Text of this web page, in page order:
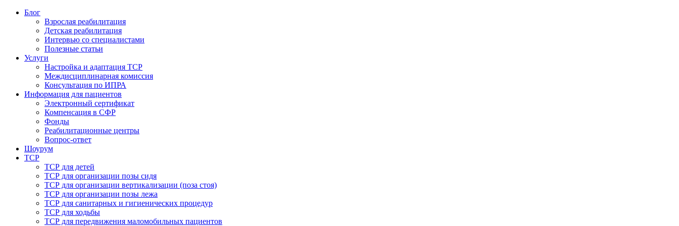
Блог
Взрослая реабилитация
Детская реабилитация
Интервью со специалистами
Полезные статьи
Услуги
Настройка и адаптация ТСР
Междисциплинарная комиссия
Консультация по ИПРА
Информация для пациентов
Электронный сертификат
Компенсация в СФР
Фонды
Реабилитационные центры
Вопрос-ответ
Шоурум
ТСР
ТСР для детей
ТСР для организации позы сидя
ТСР для организации вертикализации (поза стоя)
ТСР для организации позы лежа
ТСР для санитарных и гигиенических процедур
ТСР для ходьбы
ТСР для передвижения маломобильных пациентов